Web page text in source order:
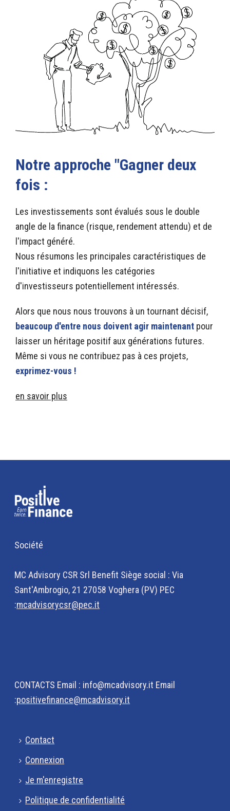
Notre approche "Gagner deux
fois :
Les investissements sont évalués sous le double
angle de la finance (risque, rendement attendu) et de
l'impact généré.
Nous résumons les principales caractéristiques de
l'initiative et indiquons les catégories
d'investisseurs potentiellement intéressés.
Alors que nous nous trouvons à un tournant décisif,
beaucoup d'entre nous doivent agir maintenant pour
laisser un héritage positif aux générations futures.
Même si vous ne contribuez pas à ces projets,
exprimez-vous !
en savoir plus
Société
MC Advisory CSR Srl Benefit Siège social : Via
Sant'Ambrogio, 21 27058 Voghera (PV) PEC
:mcadvisorycsr@pec.it
CONTACTS Email : info@mcadvisory.it Email
:positivefinance@mcadvisory.it
Contact
Connexion
Je m'enregistre
Politique de confidentialité